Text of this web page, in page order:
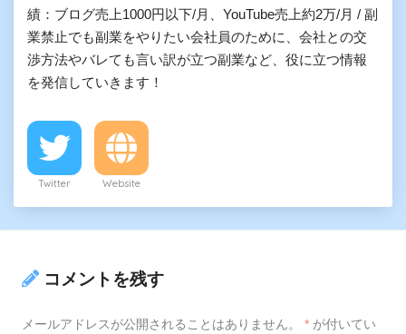
績：ブログ売上1000円以下/月、YouTube売上約2万/月 / 副
業禁止でも副業をやりたい会社員のために、会社との交
渉方法やバレても言い訳が立つ副業など、役に立つ情報
を発信していきます！
Twitter Website
コメントを残す
メールアドレスが公開されることはありません。 * が付いてい